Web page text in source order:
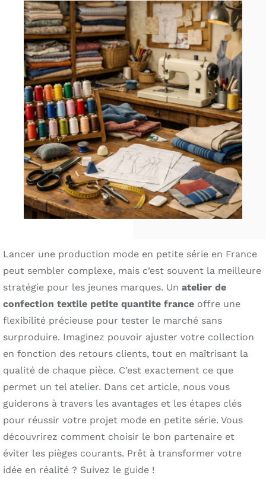
Lancer une production mode en petite série en France
peut sembler complexe, mais c’est souvent la meilleure
stratégie pour les jeunes marques. Un atelier de
confection textile petite quantite france offre une
flexibilité précieuse pour tester le marché sans
surproduire. Imaginez pouvoir ajuster votre collection
en fonction des retours clients, tout en maîtrisant la
qualité de chaque pièce. C’est exactement ce que
permet un tel atelier. Dans cet article, nous vous
guiderons à travers les avantages et les étapes clés
pour réussir votre projet mode en petite série. Vous
découvrirez comment choisir le bon partenaire et
éviter les pièges courants. Prêt à transformer votre
idée en réalité ? Suivez le guide !